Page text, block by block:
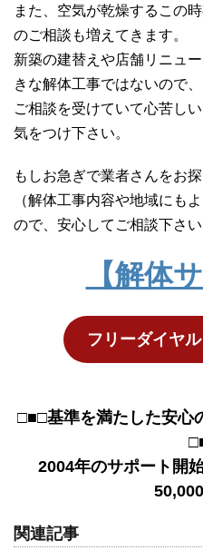
また、空気が乾燥するこの
のご相談も増えてきます。
新築の建替えや店舗リニュ
きな解体工事ではないので、
ご相談を受けていて心苦し
気をつけ下さい。
もしお急ぎで業者さんをお
（解体工事内容や地域にも
ので、安心してご相談下さい
【解体
フリーダイヤ
□■□基準を満たした安心
2004年のサポート開
関連記事